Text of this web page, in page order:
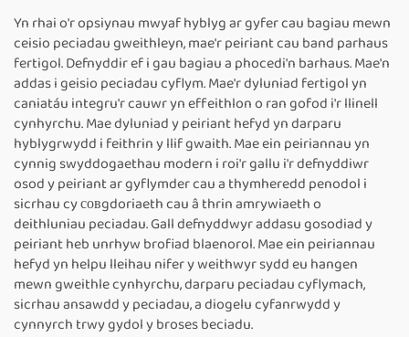
Plastig
Tôgio Band Parhaus
Thermol
Yn rhai o'r opsiynau mwyaf hyblyg ar gyfer cau bagiau mewn
ceisio peciadau gweithleyn, mae'r peiriant cau band parhaus
fertigol. Defnyddir ef i gau bagiau a phocedi'n barhaus. Mae'n
addas i geisio peciadau cyflym. Mae'r dyluniad fertigol yn
caniatáu integru'r cauwr yn effeithlon o ran gofod i'r llinell
cynhyrchu. Mae dyluniad y peiriant hefyd yn darparu
hyblygrwydd i feithrin y llif gwaith. Mae ein peiriannau yn
cynnig swyddogaethau modern i roi'r gallu i'r defnyddiwr
osod y peiriant ar gyflymder cau a thymheredd penodol i
sicrhau cy совgdoriaeth cau â thrin amrywiaeth o
deithluniau peciadau. Gall defnyddwyr addasu gosodiad y
peiriant heb unrhyw brofiad blaenorol. Mae ein peiriannau
hefyd yn helpu lleihau nifer y weithwyr sydd eu hangen
mewn gweithle cynhyrchu, darparu peciadau cyflymach,
sicrhau ansawdd y peciadau, a diogelu cyfanrwydd y
cynnyrch trwy gydol y broses beciadu.